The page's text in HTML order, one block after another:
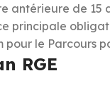
antérieure de 15
principale
pour le Parcours
RGE